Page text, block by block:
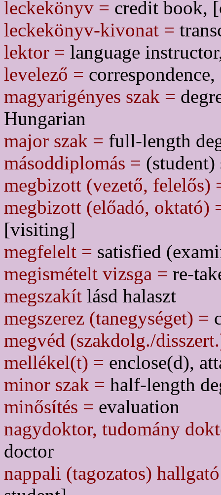
leckekönyv = credit book,
leckekönyv-kivonat =
lektor = language
levelező =
magyarigényes szak =
Hungarian
major szak = full-length
másoddiplomás = (student)
megbizott (vezető, felelős)
megbizott (előadó, oktató)
[visiting]
megfelelt = satisfied
megismételt vizsga = re-
megszakít lásd halaszt
megszerez (tanegységet) =
megvéd (szakdolg./
mellékel(t) = enclose(d),
minor szak = half-length
minősítés = evaluation
nagydoktor, tudomány
doctor
nappali (tagozatos)